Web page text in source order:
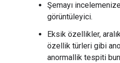
Şemayı
görüntüleyici.
Eksik özellikler,
özellik türleri gibi
anormallik tespiti